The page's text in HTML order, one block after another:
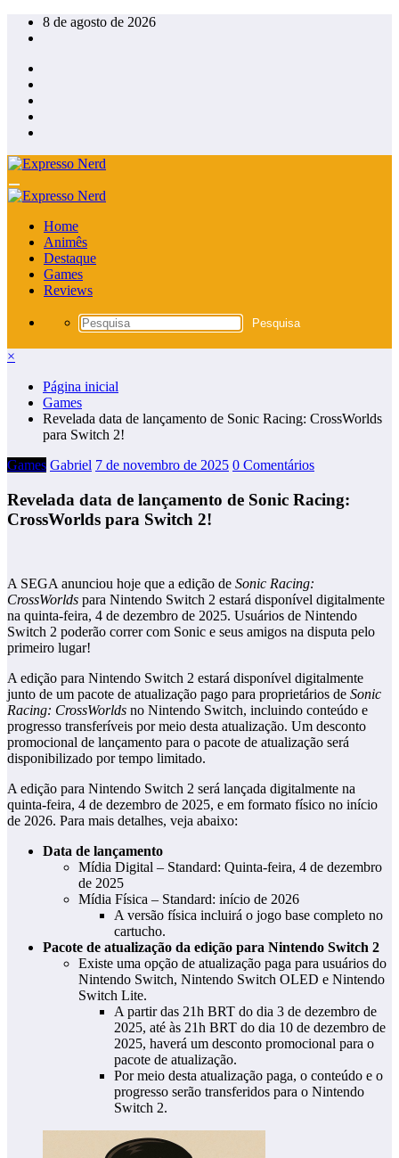
Pular
para
conteúdo
8 de agosto de 2026
Home
Animês
Destaque
Games
Reviews
×
Página inicial
Games
Revelada data de lançamento de Sonic Racing: CrossWorlds
para Switch 2!
Games Gabriel 7 de novembro de 2025 0 Comentários
Revelada data de lançamento de Sonic Racing:
CrossWorlds para Switch 2!
A SEGA anunciou hoje que a edição de Sonic Racing:
CrossWorlds para Nintendo Switch 2 estará disponível digitalmente
na quinta-feira, 4 de dezembro de 2025. Usuários de Nintendo
Switch 2 poderão correr com Sonic e seus amigos na disputa pelo
primeiro lugar!
A edição para Nintendo Switch 2 estará disponível digitalmente
junto de um pacote de atualização pago para proprietários de Sonic
Racing: CrossWorlds no Nintendo Switch, incluindo conteúdo e
progresso transferíveis por meio desta atualização. Um desconto
promocional de lançamento para o pacote de atualização será
disponibilizado por tempo limitado.
A edição para Nintendo Switch 2 será lançada digitalmente na
quinta-feira, 4 de dezembro de 2025, e em formato físico no início
de 2026. Para mais detalhes, veja abaixo:
Data de lançamento
Mídia Digital – Standard: Quinta-feira, 4 de dezembro
de 2025
Mídia Física – Standard: início de 2026
A versão física incluirá o jogo base completo no
cartucho.
Pacote de atualização da edição para Nintendo Switch 2
Existe uma opção de atualização paga para usuários do
Nintendo Switch, Nintendo Switch OLED e Nintendo
Switch Lite.
A partir das 21h BRT do dia 3 de dezembro de
2025, até às 21h BRT do dia 10 de dezembro de
2025, haverá um desconto promocional para o
pacote de atualização.
Por meio desta atualização paga, o conteúdo e o
progresso serão transferidos para o Nintendo
Switch 2.